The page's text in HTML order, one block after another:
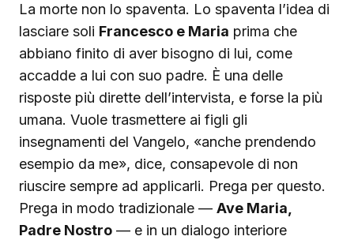
La morte non lo spaventa. Lo spaventa l’idea di
lasciare soli Francesco e Maria prima che
abbiano finito di aver bisogno di lui, come
accadde a lui con suo padre. È una delle
risposte più dirette dell’intervista, e forse la più
umana. Vuole trasmettere ai figli gli
insegnamenti del Vangelo, «anche prendendo
esempio da me», dice, consapevole di non
riuscire sempre ad applicarli. Prega per questo.
Prega in modo tradizionale — Ave Maria,
Padre Nostro — e in un dialogo interiore